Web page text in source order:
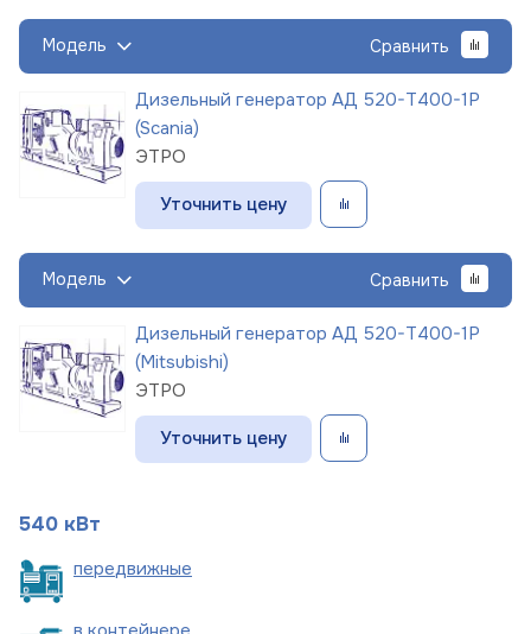
Модель Сравнить
Дизельный генератор АД 520-Т400-1Р
(Scania)
ЭТРО
Уточнить цену
Модель Сравнить
Дизельный генератор АД 520-Т400-1Р
(Mitsubishi)
ЭТРО
Уточнить цену
540 кВт
передвижные